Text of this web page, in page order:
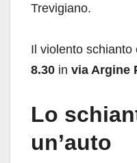
Trevigiano.
Il violento
8.30 in via Argine
Lo
un’auto